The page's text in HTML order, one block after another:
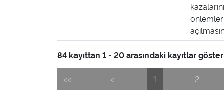
84 kayıttan 1 - 20 arasındaki kayıtlar
<< < 1 2